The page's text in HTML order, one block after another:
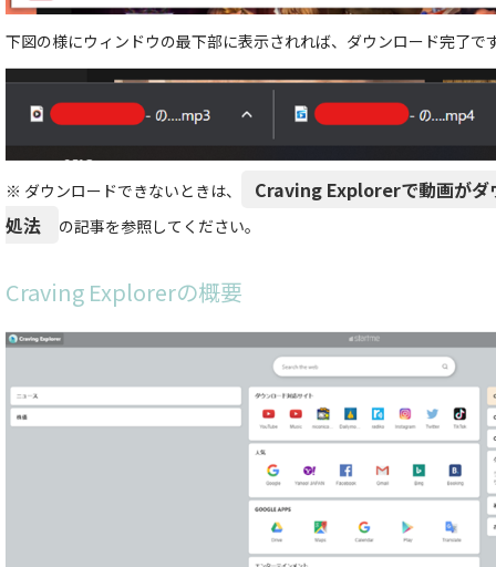
下図の様にウィンドウの最下部に表示されれば、ダウンロード完了で
※ ダウンロードできないときは、
Craving Explorerで動画がダ
処法
の記事を参照してください。
Craving Explorerの概要